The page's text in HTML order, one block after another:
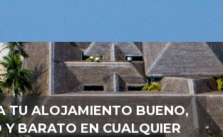
TU ALOJAMIENTO BUENO,
BARATO EN CUALQUIER